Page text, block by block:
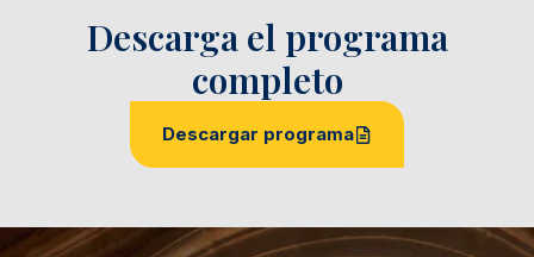
Descarga el programa
completo
Descargar programa